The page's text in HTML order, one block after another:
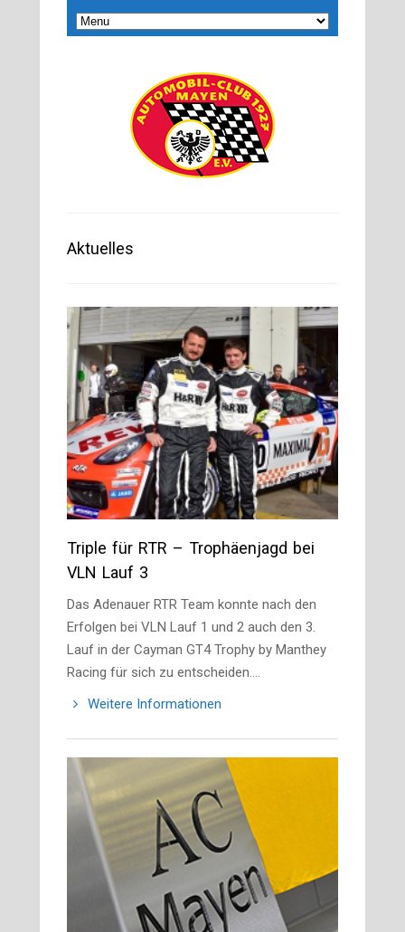
Aktuelles
Triple für RTR – Trophäenjagd bei
VLN Lauf 3
Das Adenauer RTR Team konnte nach den
Erfolgen bei VLN Lauf 1 und 2 auch den 3.
Lauf in der Cayman GT4 Trophy by Manthey
Racing für sich zu entscheiden.…
Weitere Informationen